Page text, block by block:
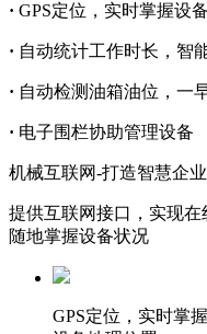
· GPS定位，实时掌握设
· 自动统计工作时长，智
· 自动检测油箱油位，一
· 电子围栏协助管理设备
机械互联网-打造智慧企业
提供互联网接口，实现
随地掌握设备状况
GPS定位，实时掌握